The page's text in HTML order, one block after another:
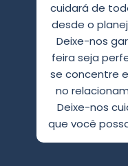
cuidará de
desde o
Deixe-nos
feira seja
se concentre
no
Deixe-nos
que você